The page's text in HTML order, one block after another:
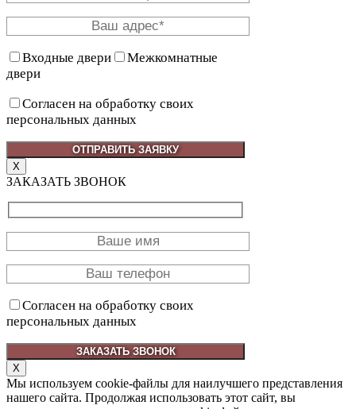
Входные двери
Межкомнатные
двери
Согласен на обработку своих
персональных данных
X
ЗАКАЗАТЬ ЗВОНОК
Согласен на обработку своих
персональных данных
X
Мы используем cookie-файлы для наилучшего представления
нашего сайта. Продолжая использовать этот сайт, вы